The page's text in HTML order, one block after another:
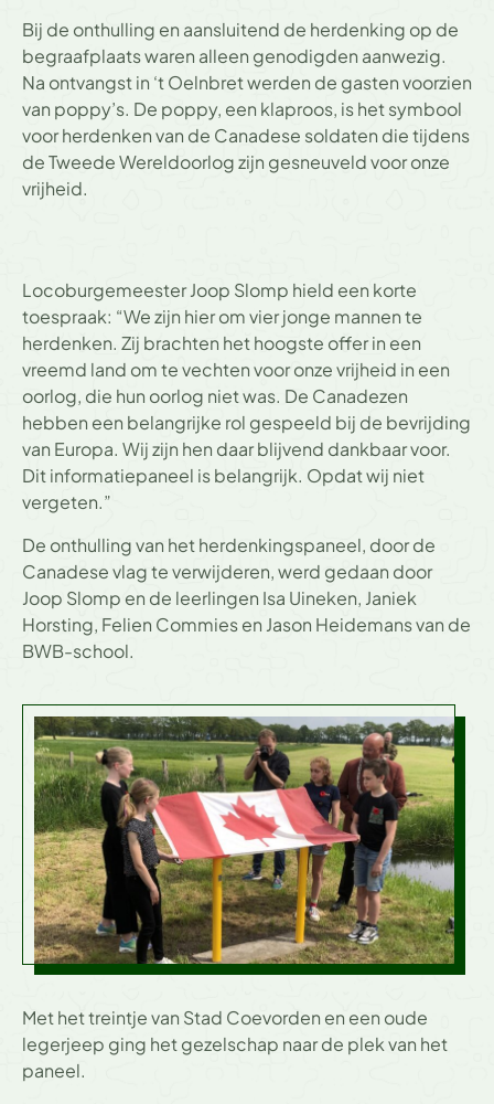
Bij de onthulling en aansluitend de herdenking op de
begraafplaats waren alleen genodigden aanwezig.
Na ontvangst in ‘t Oelnbret werden de gasten voorzien
van poppy’s. De poppy, een klaproos, is het symbool
voor herdenken van de Canadese soldaten die tijdens
de Tweede Wereldoorlog zijn gesneuveld voor onze
vrijheid.
Met het treintje van Stad Coevorden en een oude
legerjeep ging het gezelschap naar de plek van het
paneel.
Locoburgemeester Joop Slomp hield een korte
toespraak: “We zijn hier om vier jonge mannen te
herdenken. Zij brachten het hoogste offer in een
vreemd land om te vechten voor onze vrijheid in een
oorlog, die hun oorlog niet was. De Canadezen
hebben een belangrijke rol gespeeld bij de bevrijding
van Europa. Wij zijn hen daar blijvend dankbaar voor.
Dit informatiepaneel is belangrijk. Opdat wij niet
vergeten.”
De onthulling van het herdenkingspaneel, door de
Canadese vlag te verwijderen, werd gedaan door
Joop Slomp en de leerlingen Isa Uineken, Janiek
Horsting, Felien Commies en Jason Heidemans van de
BWB-school.